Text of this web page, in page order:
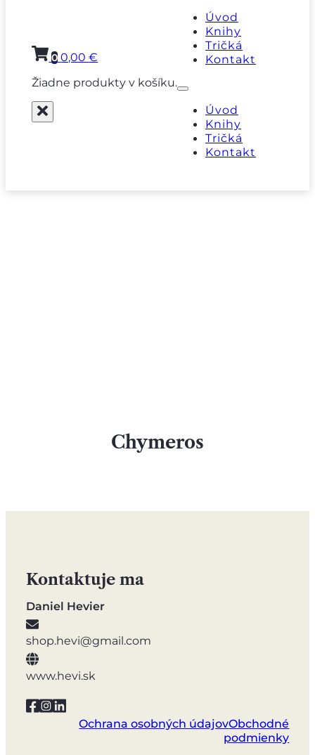
0 0,00€
Žiadne produkty v košíku.
Úvod
Knihy
Tričká
Kontakt
Úvod
Knihy
Tričká
Kontakt
Chymeros
Kontaktuje ma
Daniel Hevier
shop.hevi@gmail.com
www.hevi.sk
Ochrana osobných údajovObchodné
podmienky